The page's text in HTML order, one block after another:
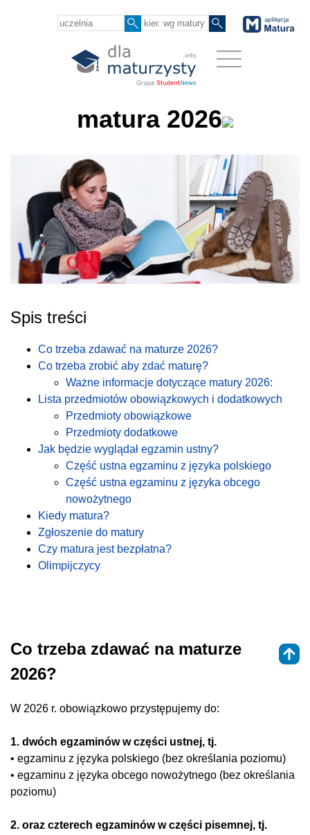
matura 2026
Spis treści
Co trzeba zdawać na maturze 2026?
Co trzeba zrobić aby zdać maturę?
Ważne informacje dotyczące matury 2026:
Lista przedmiotów obowiązkowych i dodatkowych
Przedmioty obowiązkowe
Przedmioty dodatkowe
Jak będzie wyglądał egzamin ustny?
Część ustna egzaminu z języka polskiego
Część ustna egzaminu z języka obcego
nowożytnego
Kiedy matura?
Zgłoszenie do matury
Czy matura jest bezpłatna?
Olimpijczycy
Co trzeba zdawać na maturze
2026?
W 2026 r. obowiązkowo przystępujemy do:
1. dwóch egzaminów w części ustnej, tj.
• egzaminu z języka polskiego (bez określania poziomu)
• egzaminu z języka obcego nowożytnego (bez określania
poziomu)
2. oraz czterech egzaminów w części pisemnej, tj.